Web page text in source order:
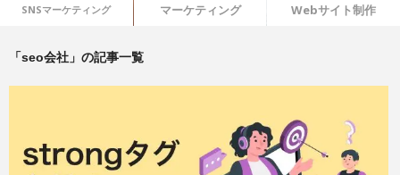
SNSマーケティング マーケティング Webサイト制作
「seo会社」の記事一覧